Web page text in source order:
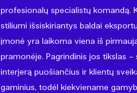
profesionalų specialistų komandą.
stiliumi išsiskiriantys baldai
įmonė yra laikoma viena iš
pramonėje. Pagrindinis jos tikslas
interjerą puošiančius ir klientų
gaminius, todėl kiekviename